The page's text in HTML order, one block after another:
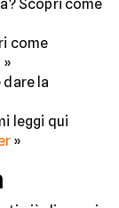
Scopri come
come
»
la
leggi qui
»